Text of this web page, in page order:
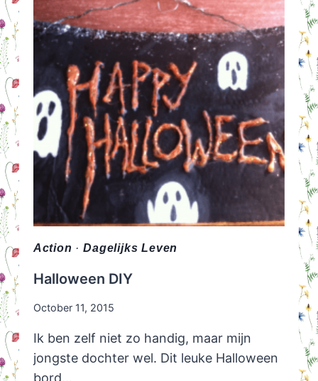
Action ·Dagelijks Leven
Halloween DIY
October 11, 2015
Ik ben zelf niet zo handig, maar mijn
jongste dochter wel. Dit leuke Halloween
bord…